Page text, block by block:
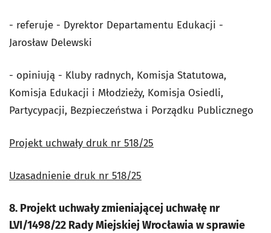
- referuje - Dyrektor Departamentu Edukacji -
Jarosław Delewski
- opiniują - Kluby radnych, Komisja Statutowa,
Komisja Edukacji i Młodzieży, Komisja Osiedli,
Partycypacji, Bezpieczeństwa i Porządku Publicznego
Projekt uchwały druk nr 518/25
Uzasadnienie druk nr 518/25
8. Projekt uchwały zmieniającej uchwałę nr
LVI/1498/22 Rady Miejskiej Wrocławia w sprawie